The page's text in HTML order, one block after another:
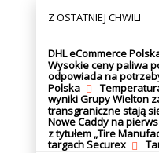
Z OSTATNIEJ CHWILI
DHL eCommerce
Wysokie ceny paliwa
odpowiada na
Polska
wyniki Grupy Wielton
transgraniczne stają
Nowe Caddy na
z tytułem „Tire
targach Securex